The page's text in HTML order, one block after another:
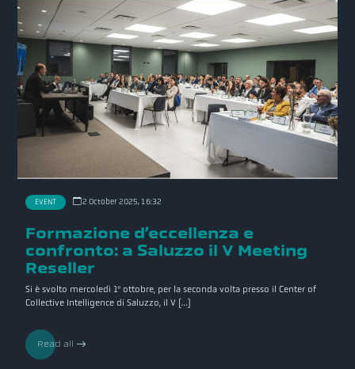
EVENT 2 October 2025, 16:32
Formazione d’eccellenza e
confronto: a Saluzzo il V Meeting
Reseller
Si è svolto mercoledì 1° ottobre, per la seconda volta presso il Center of
Collective Intelligence di Saluzzo, il V […]
Read all